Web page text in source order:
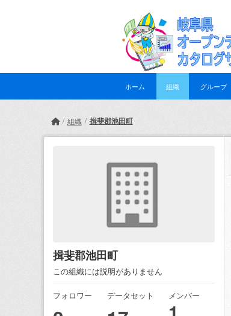
ホーム 組織 グループ
組織 揖斐郡池田町
揖斐郡池田町
この組織には説明がありません
フォロワー データセット メンバー